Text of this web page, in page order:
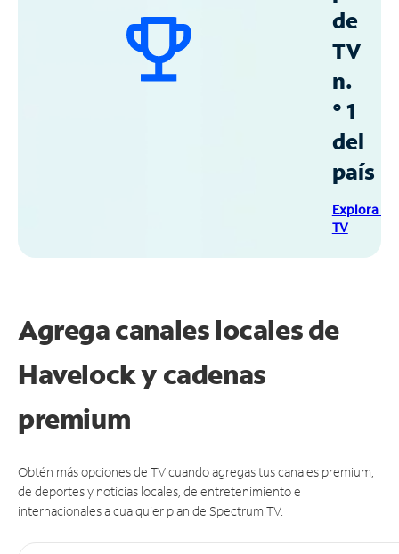
de
TV
n.
° 1
del
país
Explora
TV
Agrega canales locales de
Havelock y cadenas
premium
Obtén más opciones de TV cuando agregas tus canales premium,
de deportes y noticias locales, de entretenimiento e
internacionales a cualquier plan de Spectrum TV.